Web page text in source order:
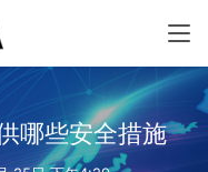
哪些安全措施